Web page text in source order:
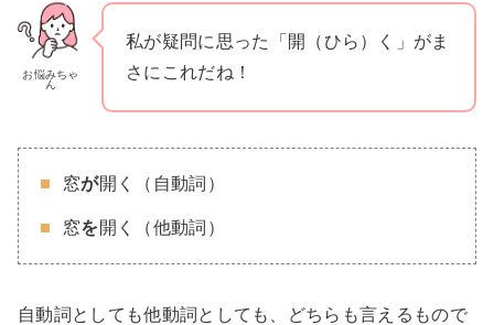
お悩みちゃ
ん
私が疑問に思った「開（ひら）く」がま
さにこれだね！
窓が開く（自動詞）
窓を 開く（他動詞）
自動詞としても他動詞としても、どちらも言えるもので